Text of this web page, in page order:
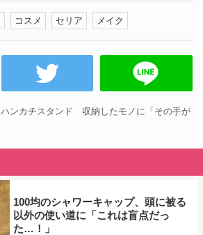
コスメ セリア メイク
ンカチスタンド 収納したモノに「その手が
100均のシャワーキャップ、頭に被る
以外の使い道に「これは盲点だっ
た…！」